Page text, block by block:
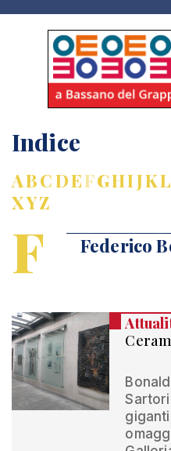
Indice
ABCDEFGHIJKL
XYZ
F Federico